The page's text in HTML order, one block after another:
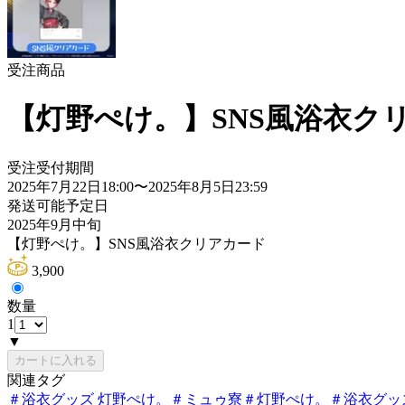
受注商品
【灯野ぺけ。】SNS風浴衣ク
受注受付期間
2025年7月22日18:00〜2025年8月5日23:59
発送可能予定日
2025年9月中旬
【灯野ぺけ。】SNS風浴衣クリアカード
3,900
数量
1
▼
カートに入れる
関連タグ
＃浴衣グッズ 灯野ぺけ。 ＃ ミュゥ寮 ＃灯野ぺけ。 ＃浴衣グッ